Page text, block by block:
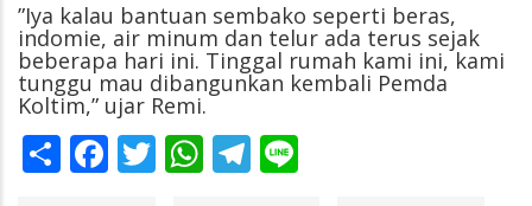
”Iya kalau bantuan sembako seperti beras,
indomie, air minum dan telur ada terus sejak
beberapa hari ini. Tinggal rumah kami ini, kami
tunggu mau dibangunkan kembali Pemda
Koltim,” ujar Remi.
ShareFacebook
Twitter
WhatsApp
Telegram